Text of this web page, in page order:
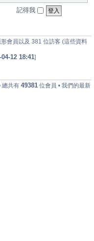
記得我
會員以及 381 位訪客 (這些資料
04-12 18:41]
總共有 49381 位會員 • 我們的最新